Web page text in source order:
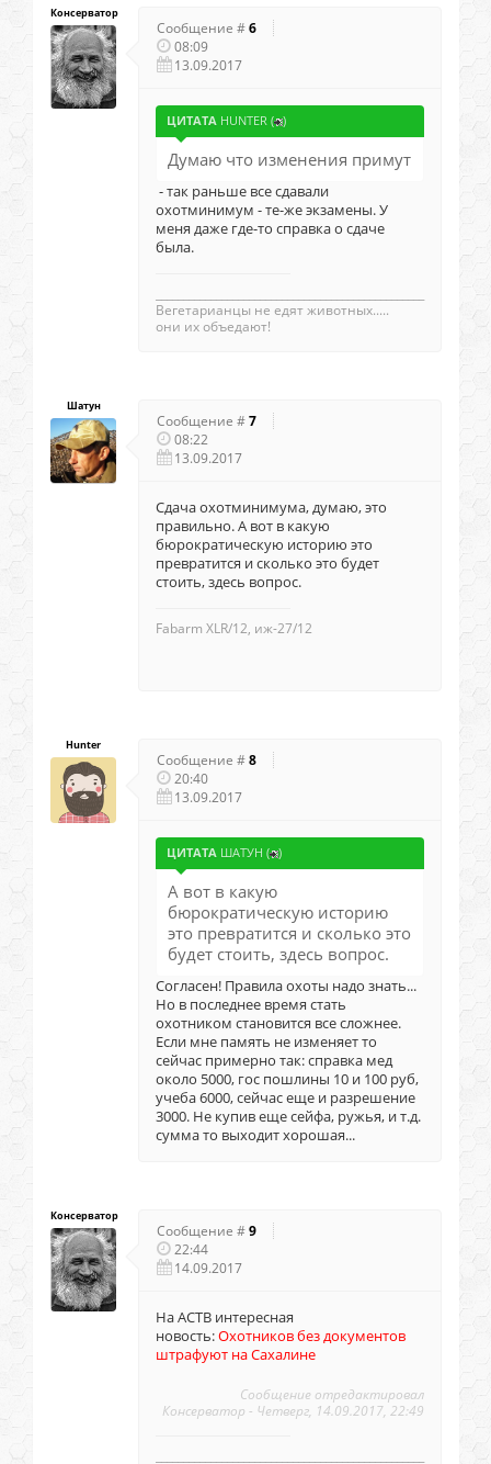
Консерватор
Сообщение #6
08:09
13.09.2017
ЦИТАТА HUNTER ( )
Думаю что изменения примут
- так раньше все сдавали
охотминимум - те-же экзамены. У
меня даже где-то справка о сдаче
была.
Вегетаpианцы не едят животных.....
они их объедают!
Шатун
Сообщение #7
08:22
13.09.2017
Сдача охотминимума, думаю, это
правильно. А вот в какую
бюрократическую историю это
превратится и сколько это будет
стоить, здесь вопрос.
Fabarm XLR/12, иж-27/12
Hunter
Сообщение #8
20:40
13.09.2017
ЦИТАТА ШАТУН ( )
А вот в какую
бюрократическую историю
это превратится и сколько это
будет стоить, здесь вопрос.
Согласен! Правила охоты надо знать...
Но в последнее время стать
охотником становится все сложнее.
Если мне память не изменяет то
сейчас примерно так: справка мед
около 5000, гос пошлины 10 и 100 руб,
учеба 6000, сейчас еще и разрешение
3000. Не купив еще сейфа, ружья, и т.д.
сумма то выходит хорошая...
Консерватор
Сообщение #9
22:44
14.09.2017
На АСТВ интересная
новость:Охотников без документов
штрафуют на Сахалине
Сообщение отредактировал
Консерватор - Четверг, 14.09.2017, 22:49